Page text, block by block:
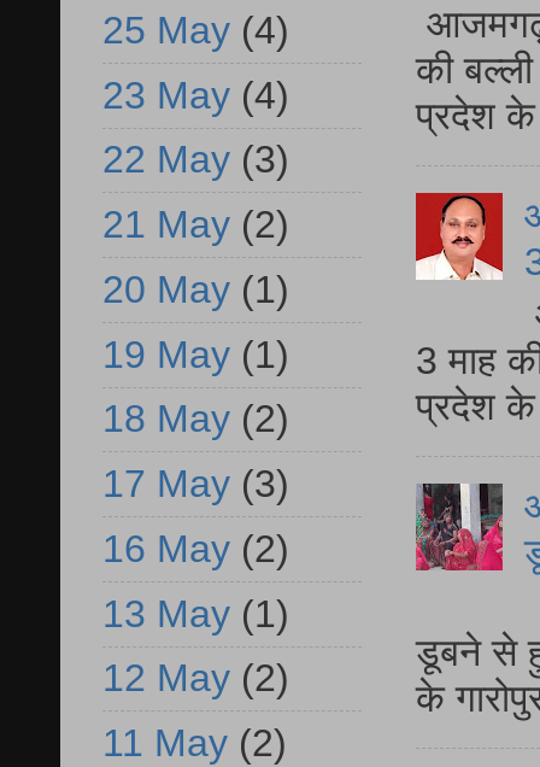
आजमगढ़
की
प्रदेश
3 माह
प्रदेश
डूबने से
के
25 May (4)
23 May (4)
22 May (3)
21 May (2)
20 May (1)
19 May (1)
18 May (2)
17 May (3)
16 May (2)
13 May (1)
12 May (2)
11 May (2)